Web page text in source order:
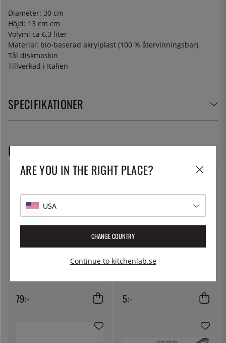
Diameter: 30 cm
Höjd: 13 cm cm
Volym: ca 6,3 liter
Material: bio-baserad akrylplast (100 % återvinningsbar)
Tål diskmaskin
Tillverkad i Italien
SPECIFIKATIONER
79:-
THE KITCHEN LAB
5:-
REKOMMENDERADE PRODUKTER
ARE YOU IN THE RIGHT PLACE?
USA
CHANGE COUNTRY
Continue to kitchenlab.se